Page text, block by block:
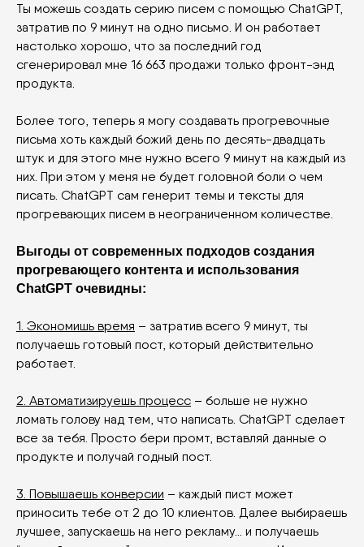
Ты можешь создать серию писем с помощью ChatGPT,
затратив по 9 минут на одно письмо. И он работает
настолько хорошо, что за последний год
сгенерировал мне 16 663 продажи только фронт-энд
продукта.
Более того, теперь я могу создавать прогревочные
письма хоть каждый божий день по десять-двадцать
штук и для этого мне нужно всего 9 минут на каждый из
них. При этом у меня не будет головной боли о чем
писать. ChatGPT сам генерит темы и тексты для
прогревающих писем в неограниченном количестве.
Выгоды от современных подходов создания
прогревающего контента и использования
ChatGPT очевидны:
1. Экономишь время – затратив всего 9 минут, ты
получаешь готовый пост, который действительно
работает.
2. Автоматизируешь процесс – больше не нужно
ломать голову над тем, что написать. ChatGPT сделает
все за тебя. Просто бери промт, вставляй данные о
продукте и получай годный пост.
3. Повышаешь конверсии – каждый пист может
приносить тебе от 2 до 10 клиентов. Далее выбираешь
лучшее, запускаешь на него рекламу… и получаешь